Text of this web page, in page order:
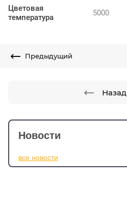
Новости
все новости
Цветовая
температура
5000
Предыдущий
Назад